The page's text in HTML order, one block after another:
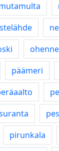
ohenne
päämeri
pirunkala